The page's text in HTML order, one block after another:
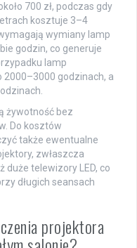
700 zł, podczas gdy
kosztuje 3–4
wymiany lamp
godzin, co generuje
lamp
godzinach, a
żywotność bez
Do kosztów
także ewentualne
zwłaszcza
duże telewizory LED, co
długich seansach
projektora